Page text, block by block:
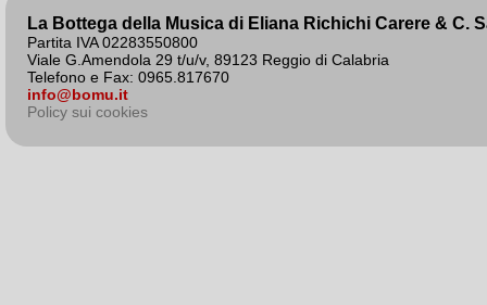
La Bottega della Musica di Eliana Richichi Carere & C.
Partita IVA 02283550800
Viale G.Amendola 29 t/u/v, 89123 Reggio di Calabria
Telefono e Fax: 0965.817670
info@bomu.it
Policy sui cookies